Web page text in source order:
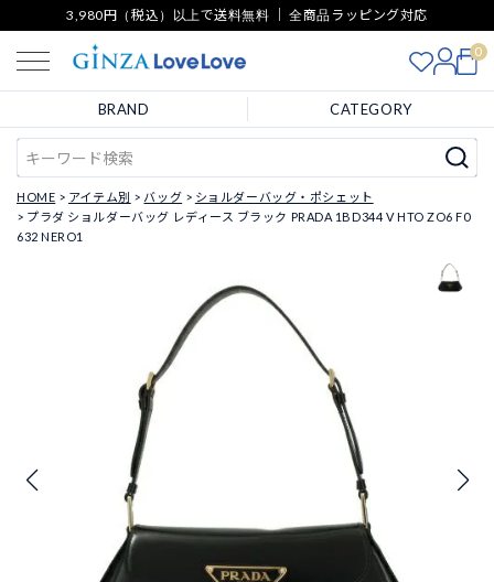
3,980円（税込）以上で送料無料 ｜ 全商品ラッピング対応
0
BRAND CATEGORY
HOME アイテム別 バッグ
ショルダーバッグ・ポシェット
プラダ ショルダーバッグ レディース ブラック PRADA 1BD344 V HTO ZO6 F0
632 NERO1